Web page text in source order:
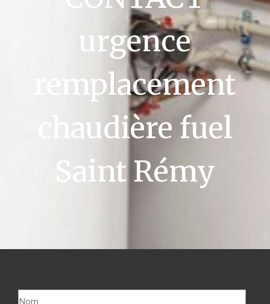
urgence
remplacement
chaudière fuel
Saint Rémy